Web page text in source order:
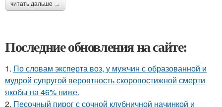
читать дальше →
Последние обновления на сайте:
1. По словам эксперта воз, у мужчин с образованной и
мудрой супругой вероятность скоропостижной смерти
якобы на 46% ниже.
2. Песочный пирог с сочной клубничной начинкой и